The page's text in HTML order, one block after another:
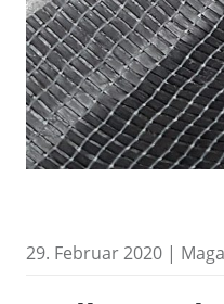
29. Februar 2020 |